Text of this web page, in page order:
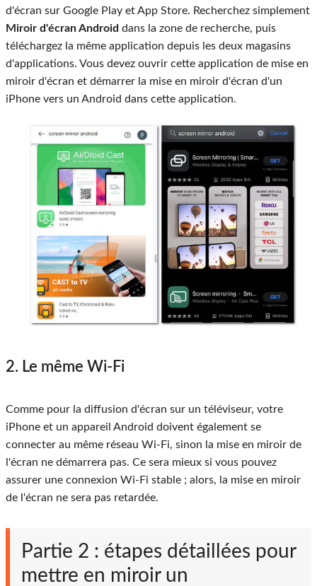
d'écran sur Google Play et App Store. Recherchez simplement
Miroir d'écran Android dans la zone de recherche, puis
téléchargez la même application depuis les deux magasins
d'applications. Vous devez ouvrir cette application de mise en
miroir d'écran et démarrer la mise en miroir d'écran d'un
iPhone vers un Android dans cette application.
2. Le même Wi-Fi
Comme pour la diffusion d'écran sur un téléviseur, votre
iPhone et un appareil Android doivent également se
connecter au même réseau Wi-Fi, sinon la mise en miroir de
l'écran ne démarrera pas. Ce sera mieux si vous pouvez
assurer une connexion Wi-Fi stable ; alors, la mise en miroir
de l'écran ne sera pas retardée.
Partie 2 : étapes détaillées pour
mettre en miroir un